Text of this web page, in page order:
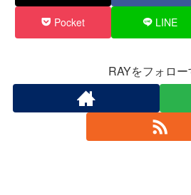
Pocket LINE
RAYをフォロー